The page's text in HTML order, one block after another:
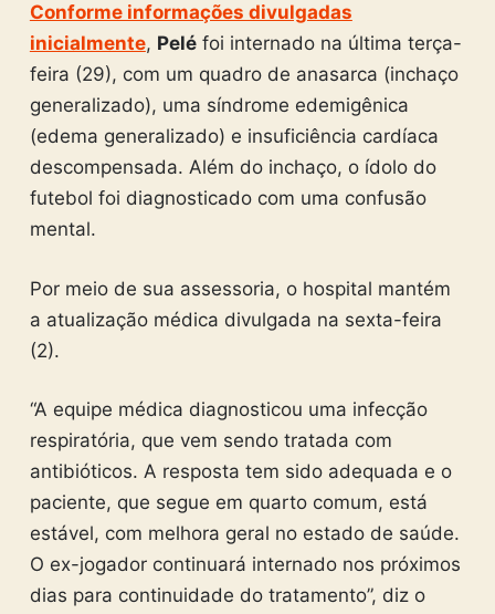
Conforme informações divulgadas
inicialmente, Peléfoi internado na última terça-
feira (29), com um quadro de anasarca (inchaço
generalizado), uma síndrome edemigênica
(edema generalizado) e insuficiência cardíaca
descompensada. Além do inchaço, o ídolo do
futebol foi diagnosticado com uma confusão
mental.
Por meio de sua assessoria, o hospital mantém
a atualização médica divulgada na sexta-feira
(2).
“A equipe médica diagnosticou uma infecção
respiratória, que vem sendo tratada com
antibióticos. A resposta tem sido adequada e o
paciente, que segue em quarto comum, está
estável, com melhora geral no estado de saúde.
O ex-jogador continuará internado nos próximos
dias para continuidade do tratamento”, diz o